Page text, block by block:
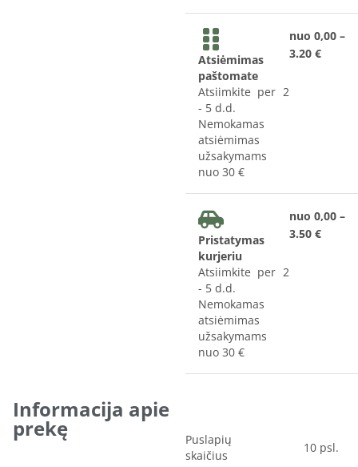
Atsiėmimas
paštomate
Atsiimkite per 2
- 5 d.d.
Nemokamas
atsiėmimas
užsakymams
nuo 30 €
nuo 0,00 –
3.20 €
Pristatymas
kurjeriu
Atsiimkite per 2
- 5 d.d.
Nemokamas
atsiėmimas
užsakymams
nuo 30 €
nuo 0,00 –
3.50 €
Informacija apie
prekę
Puslapių
skaičius
10 psl.